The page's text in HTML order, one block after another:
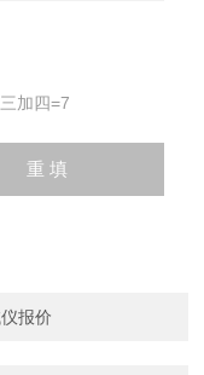
加四=7
报价